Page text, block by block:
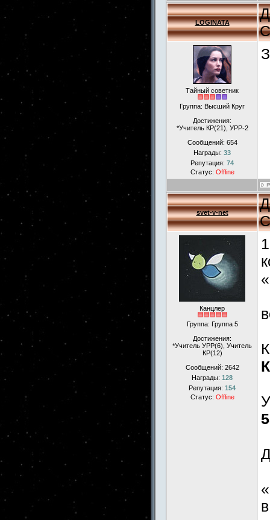
LOGINATA
Тайный советник
Группа: Высший Круг
Достижения:
*Учитель КР(21), УРР-2
Сообщений: 654
Награды: 33
Репутация: 74
Статус: Offline
svet-v-net
Канцлер
Группа: Группа 5
Достижения:
*Учитель УРР(6), Учитель
КР(12)
Сообщений: 2642
Награды: 128
Репутация: 154
Статус: Offline